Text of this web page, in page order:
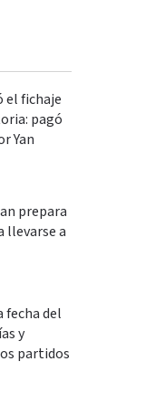
el fichaje
pagó
Yan
prepara
llevarse a
fecha del
y
partidos